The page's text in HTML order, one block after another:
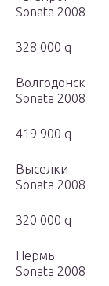
Sonata 2008
328 000 q
Волгодонск
Sonata 2008
419 900 q
Выселки
Sonata 2008
320 000 q
Пермь
Sonata 2008